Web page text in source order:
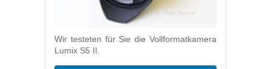
Wir testeten für Sie die Vollformatkamera
Lumix S5 II.